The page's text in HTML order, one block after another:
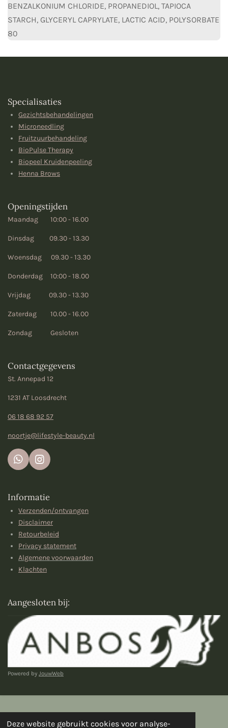
Deze website gebruikt cookies voor analyse-
BENZALKONIUM CHLORIDE, PROPANEDIOL, TAPIOCA
STARCH, GLYCERYL CAPRYLATE, LACTIC ACID, POLYSORBATE
80
Specialisaties
Gezichtsbehandelingen
Microneedling
Fruitzuurbehandeling
BioPulse Therapy
Biopeel Kruidenpeeling
Henna Brows
Openingstijden
Maandag 10:00 - 16.00
Dinsdag 09.30 - 13.30
Woensdag 09.30 - 13.30
Donderdag 10:00 - 18.00
Vrijdag 09.30 - 13.30
Zaterdag 10.00 - 16.00
Zondag Gesloten
Contactgegevens
St. Annepad 12
1231 AT Loosdrecht
06 18 68 92 57
noortje@lifestyle-beauty.nl
W
h
t
s
A
p
p
I
n
t
a
g
r
a
Informatie
Verzenden/ontvangen
Disclaimer
Retourbeleid
Privacy statement
Algemene voorwaarden
Klachten
Aangesloten bij:
Powered by JouwWeb